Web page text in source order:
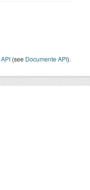
API (see Documente API).